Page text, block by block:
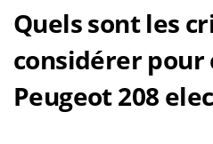
Quels sont les
considérer pour
Peugeot 208